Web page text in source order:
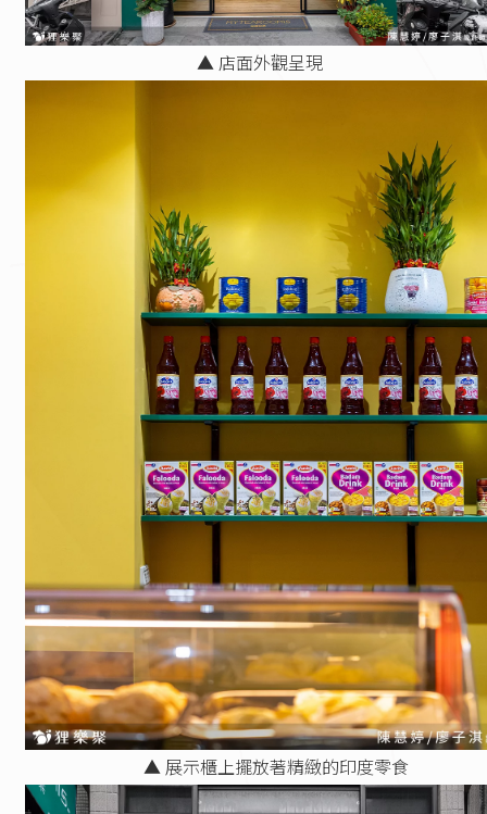
▲ 店面外觀呈現
▲ 展示櫃上擺放著精緻的印度零食